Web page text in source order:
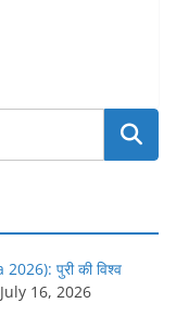
पुरी की विश्व
July 16, 2026